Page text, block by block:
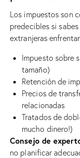
Los impuestos son
predecibles si
extranjeras
Impuesto sobre
tamaño)
Retención de
Precios de
relacionadas
Tratados de
mucho dinero!)
Consejo de
no planificar